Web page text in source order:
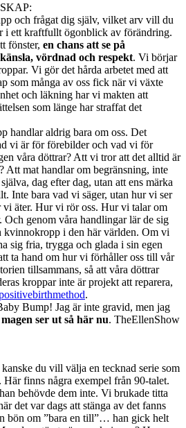
och frågat dig själv, vilket arv vill du
i ett kraftfullt ögonblick av förändring.
fönster, en chans att se på
vördnad och respekt. Vi börjar
Vi gör det hårda arbetet med att
som många av oss fick när vi växte
och läkning har vi makten att
som länge har straffat det
handlar aldrig bara om oss. Det
vi är för förebilder och vad vi för
våra döttrar? Att vi tror att det alltid är
Att mat handlar om begränsning, inte
dag efter dag, utan att ens märka
Inte bara vad vi säger, utan hur vi ser
vi äter. Hur vi rör oss. Hur vi talar om
Och genom våra handlingar lär de sig
kvinnokropp i den här världen. Om vi
sig fria, trygga och glada i sin egen
ta hand om hur vi förhåller oss till vår
tillsammans, så att våra döttrar
kroppar inte är projekt att reparera,
.
Bump! Jag är inte gravid, men jag
magen ser ut så här nu. TheEllenShow
du vill välja en tecknad serie som
Här finns några exempel från 90-talet.
behövde dem inte. Vi brukade titta
det var dags att stänga av det fanns
bön om ”bara en till”… han gick helt